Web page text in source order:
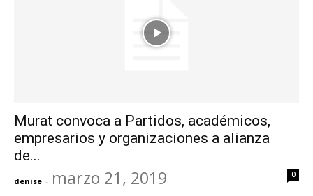
Murat convoca a Partidos, académicos,
empresarios y organizaciones a alianza
de...
denise - marzo 21, 2019 0